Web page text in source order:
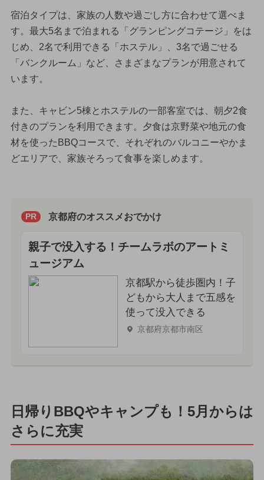
宿泊タイプは、家族の人数や過ごし方に合わせて選べま
す。最大5名まで泊まれる「グランピングコテージ」をは
じめ、2名で利用できる「ホステル」、3名で過ごせる
「バンクルーム」など、さまざまなプランが用意されて
います。
また、キャビン5棟とホステルの一部客室では、朝夕2食
付きのプランを利用できます。夕食は京野菜や地元の食
材を使ったBBQコースで、それぞれのバルコニーやかま
どエリアで、家族そろって食事を楽しめます。
PR 京都府のオススメおでかけ
親子で没入する！チームラボのアートミ
ュージアム
京都駅から徒歩圏内！子
どもから大人まで五感を
使って没入できる
京都府京都市南区
日帰りBBQやキャンプも！5月からは
さらに充実